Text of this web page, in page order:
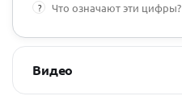
? Что означают эти цифры?
Видео